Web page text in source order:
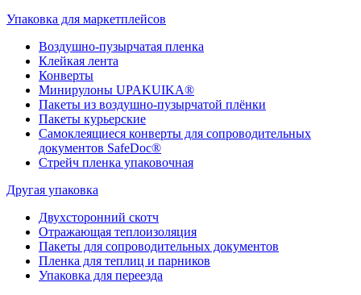
Упаковка для маркетплейсов
Воздушно-пузырчатая пленка
Клейкая лента
Конверты
Минирулоны UPAKUIKA®
Пакеты из воздушно-пузырчатой плёнки
Пакеты курьерские
Самоклеящиеся конверты для сопроводительных
документов SafeDoc®
Стрейч пленка упаковочная
Другая упаковка
Двухсторонний скотч
Отражающая теплоизоляция
Пакеты для сопроводительных документов
Пленка для теплиц и парников
Упаковка для переезда